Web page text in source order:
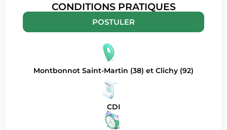
CONDITIONS PRATIQUES
POSTULER
Montbonnot Saint-Martin (38) et Clichy (92)
CDI